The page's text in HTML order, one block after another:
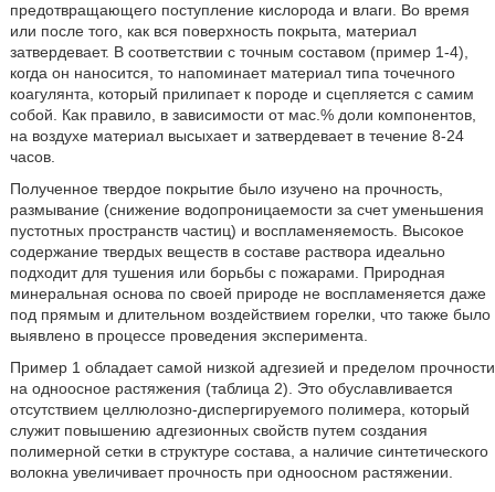
предотвращающего поступление кислорода и влаги. Во время
или после того, как вся поверхность покрыта, материал
затвердевает. В соответствии с точным составом (пример 1-4),
когда он наносится, то напоминает материал типа точечного
коагулянта, который прилипает к породе и сцепляется с самим
собой. Как правило, в зависимости от мас.% доли компонентов,
на воздухе материал высыхает и затвердевает в течение 8-24
часов.
Полученное твердое покрытие было изучено на прочность,
размывание (снижение водопроницаемости за счет уменьшения
пустотных пространств частиц) и воспламеняемость. Высокое
содержание твердых веществ в составе раствора идеально
подходит для тушения или борьбы с пожарами. Природная
минеральная основа по своей природе не воспламеняется даже
под прямым и длительном воздействием горелки, что также было
выявлено в процессе проведения эксперимента.
Пример 1 обладает самой низкой адгезией и пределом прочности
на одноосное растяжения (таблица 2). Это обуславливается
отсутствием целлюлозно-диспергируемого полимера, который
служит повышению адгезионных свойств путем создания
полимерной сетки в структуре состава, а наличие синтетического
волокна увеличивает прочность при одноосном растяжении.